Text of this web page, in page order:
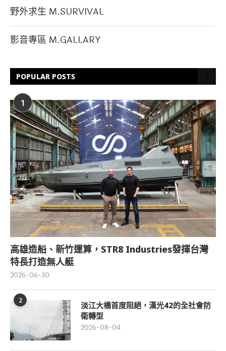
野外求生 M.SURVIVAL
影音專區 M.GALLARY
POPULAR POSTS
1
高雄造船、新竹運算，STR8 Industries發揮台灣
特長打造無人艇
2026-06-30
2
淡江大橋首度阻絕，漢光42的全社會防
衛轉型
2026-08-04